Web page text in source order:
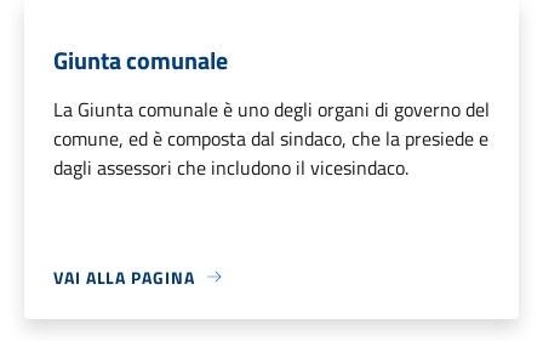
Giunta comunale
La Giunta comunale è uno degli organi di governo del
comune, ed è composta dal sindaco, che la presiede e
dagli assessori che includono il vicesindaco.
VAI ALLA PAGINA